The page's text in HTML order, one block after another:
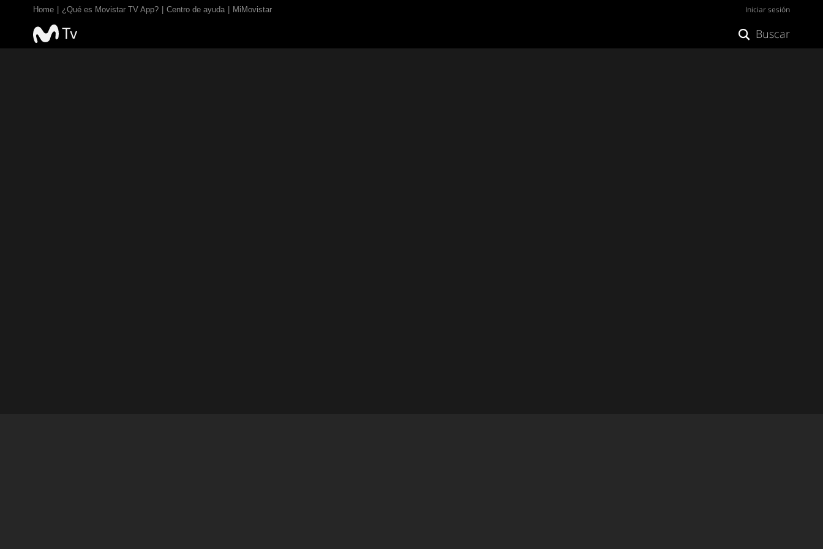
Home ¿Qué es Movistar TV App? Centro de ayuda MiMovistar Iniciar sesión
Buscar